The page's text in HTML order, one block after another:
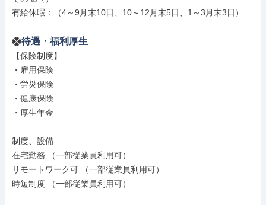
有給休暇：（4～9月末10日、10～12月末5日、1～3月末3日）
待遇・福利厚生
【保険制度】
・雇用保険
・労災保険
・健康保険
・厚生年金
制度、設備
在宅勤務 （一部従業員利用可）
リモートワーク可 （一部従業員利用可）
時短制度 （一部従業員利用可）